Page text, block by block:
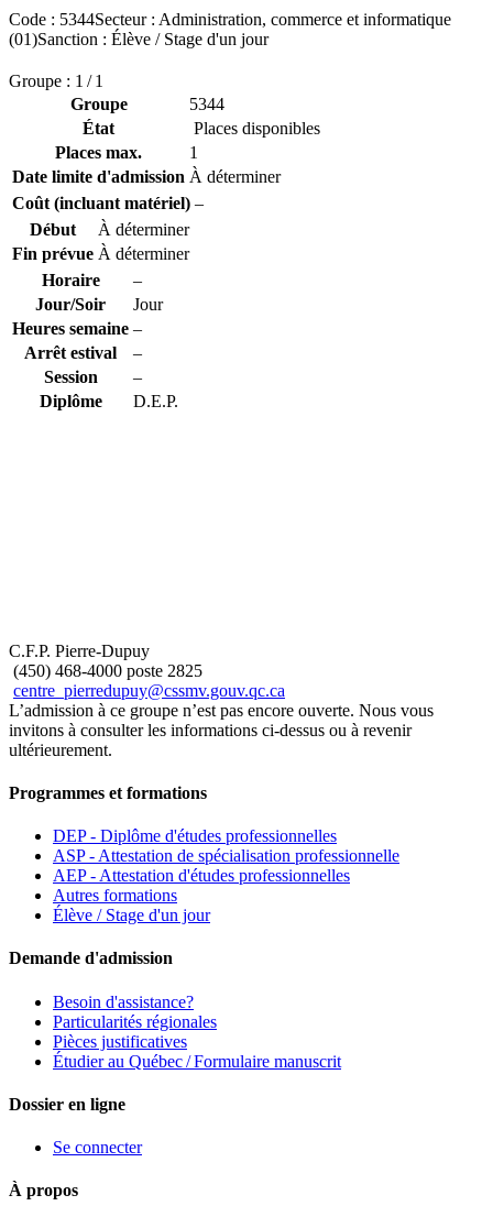
Code : 5344Secteur : Administration, commerce et informatique
(01)Sanction : Élève / Stage d'un jour
Groupe : 1 / 1
Groupe
5344
État
Places disponibles
Places max.
1
Date limite d'admission À déterminer
Coût (incluant matériel) –
Début
À déterminer
Fin prévue À déterminer
Horaire
–
Jour/Soir
Jour
Heures semaine –
Arrêt estival
–
Session
–
Diplôme
D.E.P.
C.F.P. Pierre-Dupuy
(450) 468-4000 poste 2825
centre_pierredupuy@cssmv.gouv.qc.ca
L’admission à ce groupe n’est pas encore ouverte. Nous vous
invitons à consulter les informations ci-dessus ou à revenir
ultérieurement.
Programmes et formations
DEP - Diplôme d'études professionnelles
ASP - Attestation de spécialisation professionnelle
AEP - Attestation d'études professionnelles
Autres formations
Élève / Stage d'un jour
Demande d'admission
Besoin d'assistance?
Particularités régionales
Pièces justificatives
Étudier au Québec / Formulaire manuscrit
Dossier en ligne
Se connecter
À propos